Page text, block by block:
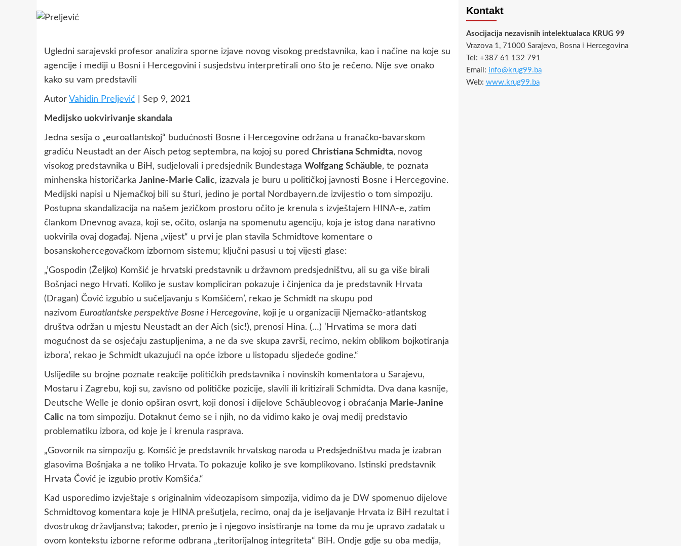
Ugledni sarajevski profesor analizira sporne izjave novog visokog predstavnika, kao i načine na koje su
agencije i mediji u Bosni i Hercegovini i susjedstvu interpretirali ono što je rečeno. Nije sve onako
kako su vam predstavili
Autor Vahidin Preljević | Sep 9, 2021
Medijsko uokvirivanje skandala
Jedna sesija o „euroatlantskoj“ budućnosti Bosne i Hercegovine održana u franačko-bavarskom
gradiću Neustadt an der Aisch petog septembra, na kojoj su pored Christiana Schmidta, novog
visokog predstavnika u BiH, sudjelovali i predsjednik Bundestaga Wolfgang Schäuble, te poznata
minhenska historičarka Janine-Marie Calic, izazvala je buru u političkoj javnosti Bosne i Hercegovine.
Medijski napisi u Njemačkoj bili su šturi, jedino je portal Nordbayern.de izvijestio o tom simpoziju.
Postupna skandalizacija na našem jezičkom prostoru očito je krenula s izvještajem HINA-e, zatim
člankom Dnevnog avaza, koji se, očito, oslanja na spomenutu agenciju, koja je istog dana narativno
uokvirila ovaj događaj. Njena „vijest“ u prvi je plan stavila Schmidtove komentare o
bosanskohercegovačkom izbornom sistemu; ključni pasusi u toj vijesti glase:
„’Gospodin (Željko) Komšić je hrvatski predstavnik u državnom predsjedništvu, ali su ga više birali
Bošnjaci nego Hrvati. Koliko je sustav kompliciran pokazuje i činjenica da je predstavnik Hrvata
(Dragan) Čović izgubio u sučeljavanju s Komšićem’, rekao je Schmidt na skupu pod
nazivom Euroatlantske perspektive Bosne i Hercegovine, koji je u organizaciji Njemačko-atlantskog
društva održan u mjestu Neustadt an der Aich (sic!), prenosi Hina. (…) ‘Hrvatima se mora dati
mogućnost da se osjećaju zastupljenima, a ne da sve skupa završi, recimo, nekim oblikom bojkotiranja
izbora’, rekao je Schmidt ukazujući na opće izbore u listopadu sljedeće godine.“
Uslijedile su brojne poznate reakcije političkih predstavnika i novinskih komentatora u Sarajevu,
Mostaru i Zagrebu, koji su, zavisno od političke pozicije, slavili ili kritizirali Schmidta. Dva dana kasnije,
Deutsche Welle je donio opširan osvrt, koji donosi i dijelove Schäubleovog i obraćanja Marie-Janine
Calic na tom simpoziju. Dotaknut ćemo se i njih, no da vidimo kako je ovaj medij predstavio
problematiku izbora, od koje je i krenula rasprava.
„Govornik na simpoziju g. Komšić je predstavnik hrvatskog naroda u Predsjedništvu mada je izabran
glasovima Bošnjaka a ne toliko Hrvata. To pokazuje koliko je sve komplikovano. Istinski predstavnik
Hrvata Čović je izgubio protiv Komšića.“
Kad usporedimo izvještaje s originalnim videozapisom simpozija, vidimo da je DW spomenuo dijelove
Schmidtovog komentara koje je HINA prešutjela, recimo, onaj da je iseljavanje Hrvata iz BiH rezultat i
dvostrukog državljanstva; također, prenio je i njegovo insistiranje na tome da mu je upravo zadatak u
ovom kontekstu izborne reforme odbrana „teritorijalnog integriteta“ BiH. Ondje gdje su oba medija,
Kontakt
Asocijacija nezavisnih intelektualaca KRUG 99
Vrazova 1, 71000 Sarajevo, Bosna i Hercegovina
Tel: +387 61 132 791
Email: info@krug99.ba
Web: www.krug99.ba